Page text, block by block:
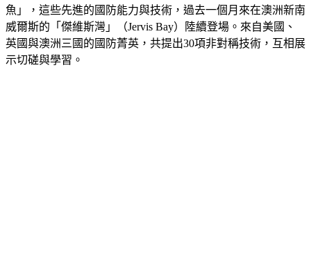
魚」，這些先進的國防能力與技術，過去一個月來在澳洲新南
威爾斯的「傑維斯灣」（Jervis Bay）陸續登場。來自美國、
英國與澳洲三國的國防菁英，共提出30項非對稱技術，互相展
示切磋與學習。